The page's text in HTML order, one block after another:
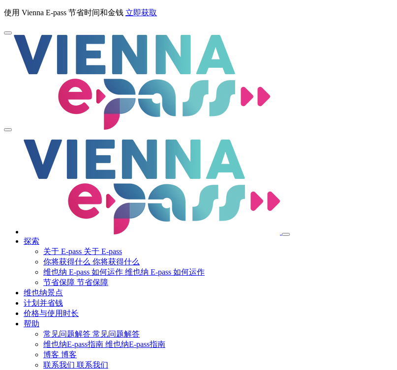
使用 Vienna E-pass 节省时间和金钱 立即获取
探索
关于 E-pass 关于 E-pass
你将获得什么 你将获得什么
维也纳 E-pass 如何运作 维也纳 E-pass 如何运作
节省保障 节省保障
维也纳景点
计划并省钱
价格与使用时长
帮助
常见问题解答 常见问题解答
维也纳E-pass指南 维也纳E-pass指南
博客 博客
联系我们 联系我们